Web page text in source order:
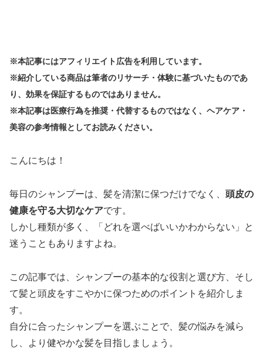
※本記事にはアフィリエイト広告を利用しています。
※紹介している商品は筆者のリサーチ・体験に基づいたものであ
り、効果を保証するものではありません。
※本記事は医療行為を推奨・代替するものではなく、ヘアケア・
美容の参考情報としてお読みください。
こんにちは！
毎日のシャンプーは、髪を清潔に保つだけでなく、 頭皮の
健康を守る大切なケアです。
しかし種類が多く、「どれを選べばいいかわからない」と
迷うこともありますよね。
この記事では、シャンプーの基本的な役割と選び方、そし
て髪と頭皮をすこやかに保つためのポイントを紹介しま
す。
自分に合ったシャンプーを選ぶことで、髪の悩みを減ら
し、より健やかな髪を目指しましょう。